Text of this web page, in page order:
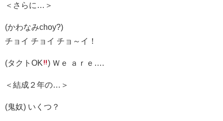
＜さらに…＞
(かわなみchoy?)
チョイ チョイ チョ～イ！
(タクトOK ) Ｗｅ ａｒｅ….
＜結成２年の…＞
(鬼奴) いくつ？